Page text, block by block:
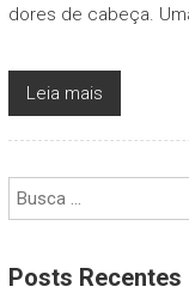
dores de cabeça.
Leia mais
Posts Recentes